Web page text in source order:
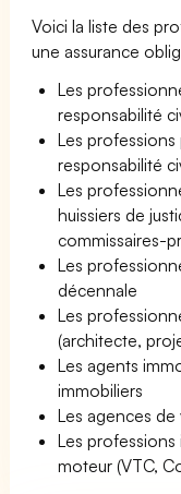
Voici la liste des
une assurance
Les
responsabilité
Les professions
responsabilité
Les
huissiers de
commissaires-
Les
décennale
Les
(architecte,
Les agents
immobiliers
Les agences de
Les professions
moteur (VTC,